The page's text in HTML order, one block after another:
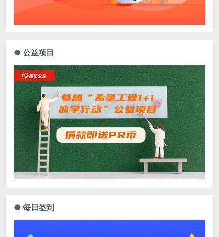
● 公益项目
● 每日签到